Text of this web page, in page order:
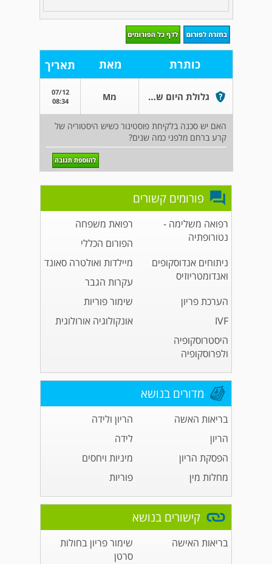
כותרת מאת תאריך
גלולת היום שאחרי עם עבר רפואי מM
07/12
08:34
האם יש סכנה בלקיחת פוסטינור כשיש היסטוריה של
קרע ברחם מלפני כמה שנים?
פורומים קשורים
רפואה משלימה -
נטורופתיה
רפואת משפחה
הפורום הכללי
ניתוחים אנדוסקופים
ואנדומטריוזיס
מיילדות ואולטרה סאונד
עקרות הגבר
הערכת פריון
שימור פוריות
IVF
אונקולוגיה אורולוגית
היסטרוסקופיה
ולפרוסקופיה
מדורים בנושא
בריאות האשה
הריון ולידה
הריון
לידה
הפסקת הריון
מיניות ויחסים
מחלות מין
פוריות
קישורים בנושא
בריאות האישה
שימור פריון בחולות
סרטן